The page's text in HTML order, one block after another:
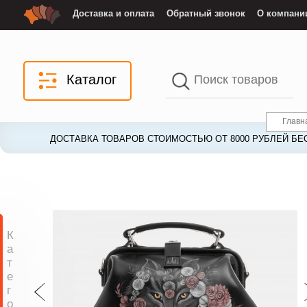
Доставка и оплата Обратный звонок О
Каталог
ДОСТАВКА ТОВАРОВ СТОИМОСТЬЮ ОТ 8000 РУБЛЕЙ
ДОСТАВКА ТОВАРОВ СТОИМОСТЬЮ ОТ 8000 РУБЛЕЙ
К
а
т
е
г
о